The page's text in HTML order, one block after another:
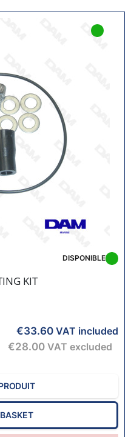
KIT
DISPONIBLE
€33.60 VAT included
€28.00 VAT excluded